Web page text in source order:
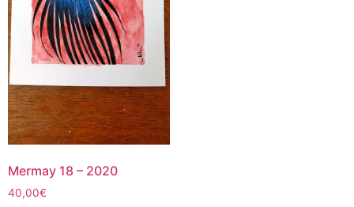
Mermay 18 – 2020
40,00€